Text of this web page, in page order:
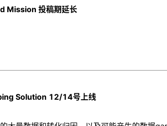
Mission 投稿期延长
Solution 12/14号上线